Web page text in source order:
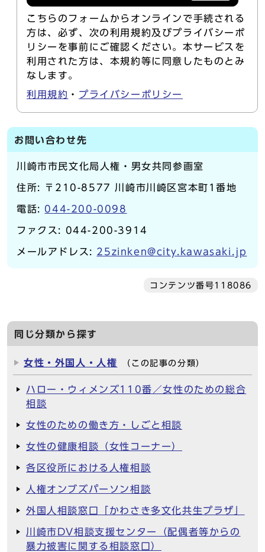
こちらのフォームからオンラインで手続される
方は、必ず、次の利用規約及びプライバシーポ
リシーを事前にご確認ください。本サービスを
利用された方は、本規約等に同意したものとみ
なします。
利用規約 ・ プライバシーポリシー
お問い合わせ先
川崎市市民文化局人権・男女共同参画室
住所: 〒210-8577 川崎市川崎区宮本町1番地
電話: 044-200-0098
ファクス: 044-200-3914
メールアドレス: 25zinken@city.kawasaki.jp
コンテンツ番号118086
同じ分類から探す
女性・外国人・人権 （この記事の分類）
ハロー・ウィメンズ110番／女性のための総合
相談
女性のための働き方・しごと相談
女性の健康相談（女性コーナー）
各区役所における人権相談
人権オンブズパーソン相談
外国人相談窓口「かわさき多文化共生プラザ」
川崎市DV相談支援センター（配偶者等からの
暴力被害に関する相談窓口）